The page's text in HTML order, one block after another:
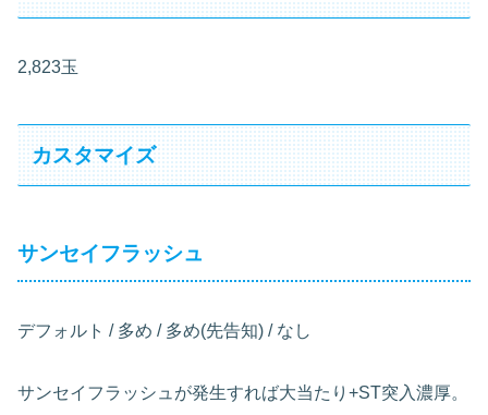
2,823玉
カスタマイズ
サンセイフラッシュ
デフォルト / 多め / 多め(先告知) / なし
サンセイフラッシュが発生すれば大当たり+ST突入濃厚。